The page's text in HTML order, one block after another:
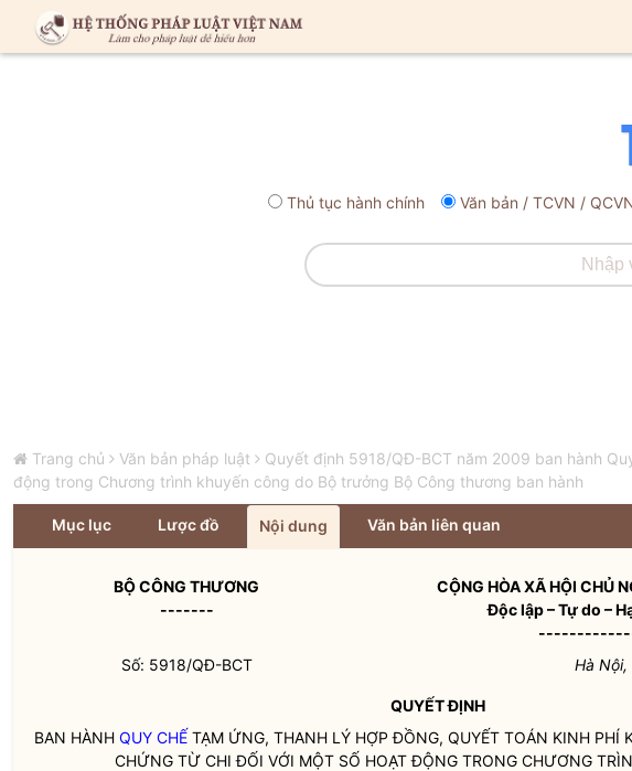
Thủ tục hành chính Văn bản / TCVN /
Trang chủ Văn bản pháp luật
Quyết định 5918/QĐ-BCT năm 2009 ban hành
động trong Chương trình khuyến công do Bộ trưởng Bộ Công thương ban hành
Mục lục Lược đồ Nội dung Văn bản liên quan
BỘ CÔNG THƯƠNG
-------
CỘNG HÒA XÃ HỘI CHỦ
Độc lập – Tự do –
Số: 5918/QĐ-BCT
Hà
QUYẾT ĐỊNH
BAN HÀNH QUY CHẾ TẠM ỨNG, THANH LÝ HỢP ĐỒNG, QUYẾT TOÁN KINH PHÍ
CHỨNG TỪ CHI ĐỐI VỚI MỘT SỐ HOẠT ĐỘNG TRONG CHƯƠNG